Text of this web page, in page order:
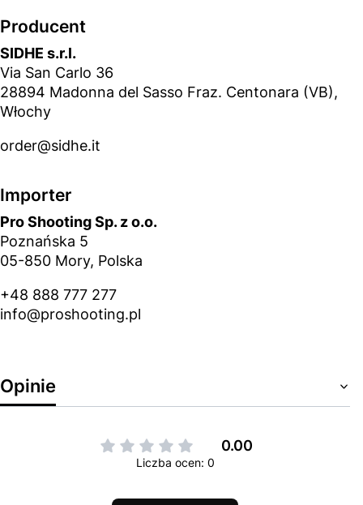
Producent
SIDHE s.r.l.
Via San Carlo 36
28894 Madonna del Sasso Fraz. Centonara (VB),
Włochy
order@sidhe.it
Importer
Pro Shooting Sp. z o.o.
Poznańska 5
05-850 Mory, Polska
+48 888 777 277
info@proshooting.pl
Opinie
0.00
Liczba ocen: 0